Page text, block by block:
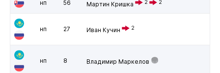
нп 56 Мартин Кришка 2 2
нп 27 Иван Кучин 2
нп 8 Владимир Маркелов